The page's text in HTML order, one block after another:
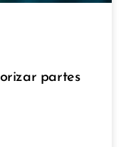
partes